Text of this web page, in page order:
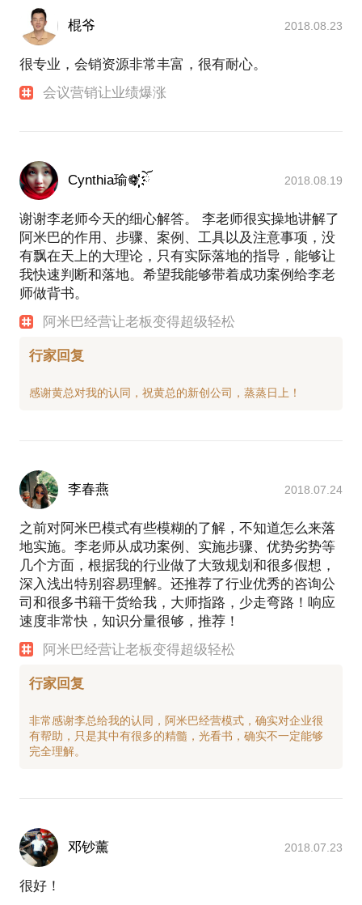
棍爷 2018.08.23
很专业，会销资源非常丰富，很有耐心。
会议营销让业绩爆涨
Cynthia瑜❁҉҉҉҉҉҉҉҉ ོ 2018.08.19
谢谢李老师今天的细心解答。 李老师很实操地讲解了
阿米巴的作用、步骤、案例、工具以及注意事项，没
有飘在天上的大理论，只有实际落地的指导，能够让
我快速判断和落地。希望我能够带着成功案例给李老
师做背书。
阿米巴经营让老板变得超级轻松
行家回复
李春燕 2018.07.24
之前对阿米巴模式有些模糊的了解，不知道怎么来落
地实施。李老师从成功案例、实施步骤、优势劣势等
几个方面，根据我的行业做了大致规划和很多假想，
深入浅出特别容易理解。还推荐了行业优秀的咨询公
司和很多书籍干货给我，大师指路，少走弯路！响应
速度非常快，知识分量很够，推荐！
阿米巴经营让老板变得超级轻松
行家回复
非常感谢李总给我的认同，阿米巴经营模式，确实对企业很
有帮助，只是其中有很多的精髓，光看书，确实不一定能够
邓钞薰 2018.07.23
很好！